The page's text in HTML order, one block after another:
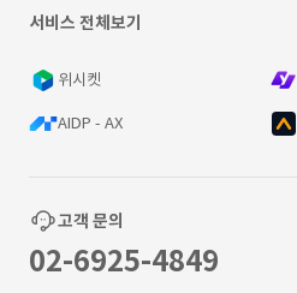
서비스 전체보기
위시켓
AIDP - AX
고객 문의
02-6925-4849